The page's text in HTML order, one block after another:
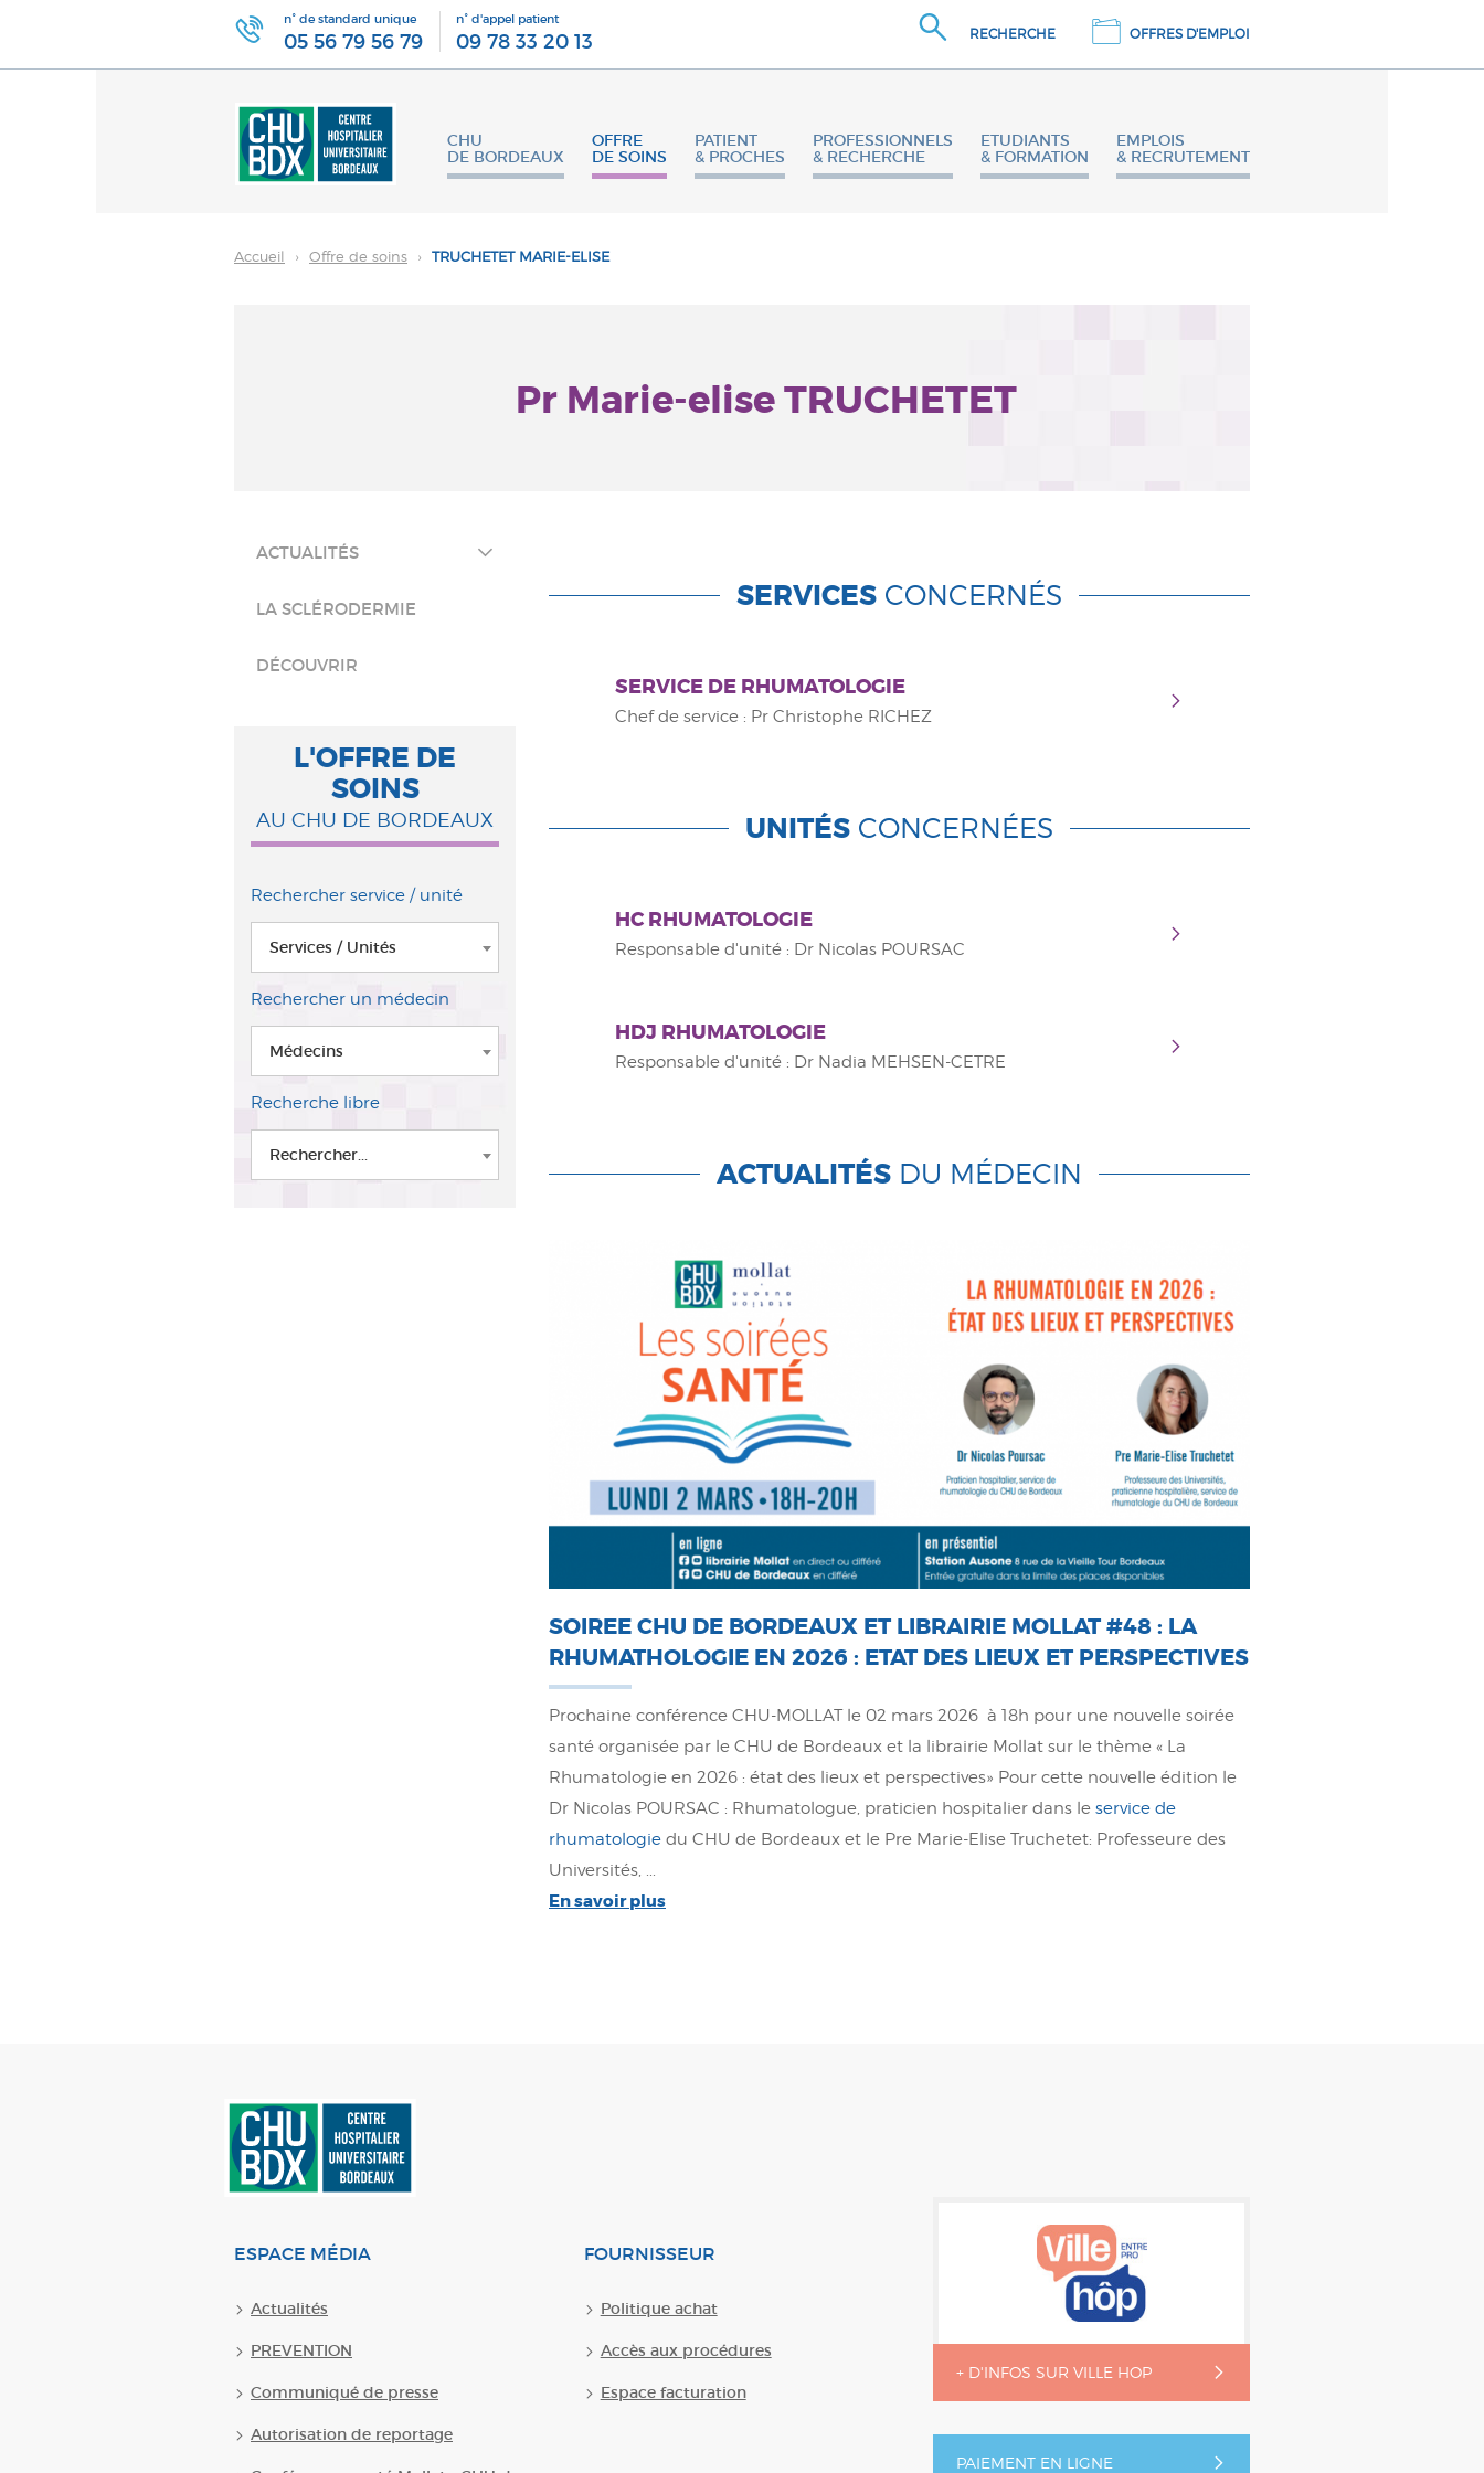
n° de standard unique
05 56 79 56 79
n° d'appel patient
09 78 33 20 13 RECHERCHE OFFRES D'EMPLOI
CHU
DE BORDEAUX
OFFRE
DE SOINS
PATIENT
& PROCHES
PROFESSIONNELS
& RECHERCHE
ETUDIANTS
& FORMATION
EMPLOIS
& RECRUTEMENT
Accueil › Offre de soins › TRUCHETET MARIE-ELISE
Pr Marie-elise TRUCHETET
ACTUALITÉS
LA SCLÉRODERMIE
DÉCOUVRIR
L'OFFRE DE
SOINS
AU CHU DE BORDEAUX
Rechercher service / unité
Services / Unités
Rechercher un médecin
Médecins
Recherche libre
Rechercher...
SERVICES CONCERNÉS
SERVICE DE RHUMATOLOGIE
Chef de service : Pr Christophe RICHEZ
UNITÉS CONCERNÉES
HC RHUMATOLOGIE
Responsable d'unité : Dr Nicolas POURSAC
HDJ RHUMATOLOGIE
Responsable d'unité : Dr Nadia MEHSEN-CETRE
ACTUALITÉS DU MÉDECIN
SOIREE CHU DE BORDEAUX ET LIBRAIRIE MOLLAT #48 : LA
RHUMATHOLOGIE EN 2026 : ETAT DES LIEUX ET PERSPECTIVES
Prochaine conférence CHU-MOLLAT le 02 mars 2026 à 18h pour une nouvelle soirée
santé organisée par le CHU de Bordeaux et la librairie Mollat sur le thème « La
Rhumatologie en 2026 : état des lieux et perspectives» Pour cette nouvelle édition le
Dr Nicolas POURSAC : Rhumatologue, praticien hospitalier dans le service de
rhumatologie du CHU de Bordeaux et le Pre Marie-Elise Truchetet: Professeure des
Universités, ...
En savoir plus
+ D'INFOS SUR VILLE HOP
PAIEMENT EN LIGNE
ESPACE MÉDIA
Actualités
PREVENTION
Communiqué de presse
Autorisation de reportage
FOURNISSEUR
Politique achat
Accès aux procédures
Espace facturation